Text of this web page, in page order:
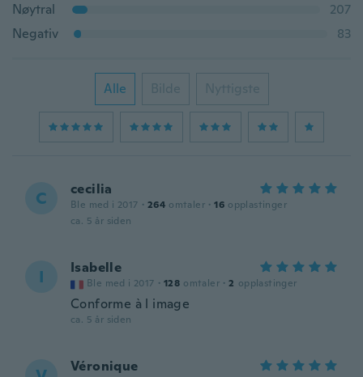
Nøytral
207
Negativ
83
Alle Bilde Nyttigste
C cecilia
Ble med i 2017 · 264 omtaler · 16 opplastinger
ca. 5 år siden
I Isabelle
Ble med i 2017 · 128 omtaler · 2 opplastinger
Conforme à l image
ca. 5 år siden
Véronique